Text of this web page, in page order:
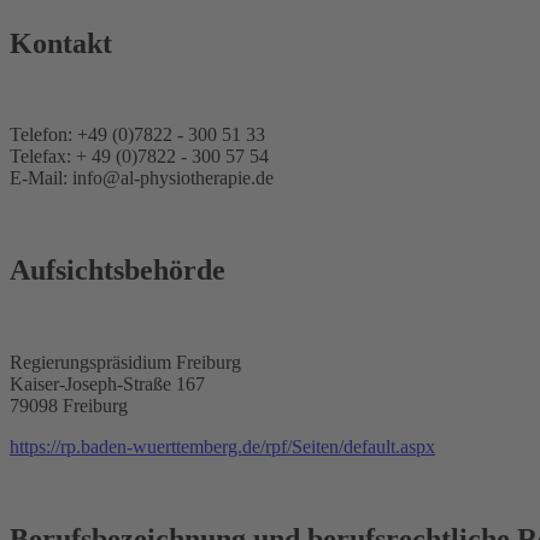
Kontakt
Telefon: +49 (0)7822 - 300 51 33
Telefax: + 49 (0)7822 - 300 57 54
E-Mail: info@al-physiotherapie.de
Aufsichtsbehörde
Regierungspräsidium Freiburg
Kaiser-Joseph-Straße 167
79098 Freiburg
https://rp.baden-wuerttemberg.de/rpf/Seiten/default.aspx